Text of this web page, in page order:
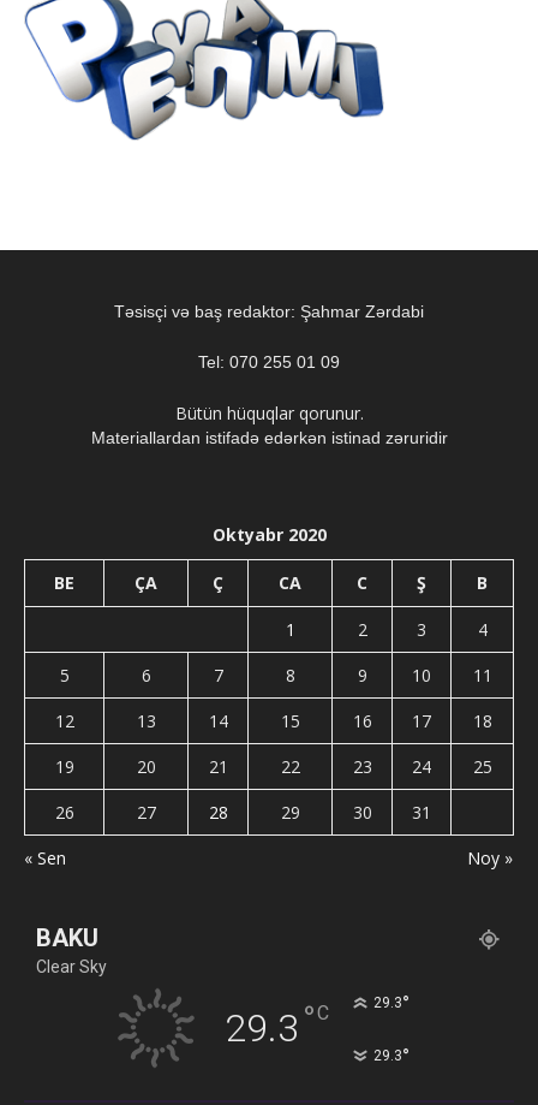
Təsisçi və baş redaktor: Şahmar Zərdabi
Tel: 070 255 01 09
Bütün hüquqlar qorunur.
Materiallardan istifadə edərkən istinad zəruridir
Oktyabr 2020
BE ÇA Ç CA C Ş B
« Sen Noy »
1 2 3
4
5
6 7 8 9 10
11
12
13 14 15 16 17
18
19
20 21 22 23 24
25
26
27 28 29 30 31
BAKU
Clear Sky
29.3 °C 29.3°
29.3°